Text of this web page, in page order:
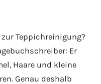
Teppichreinigung?
Er
Haare und kleine
Genau deshalb